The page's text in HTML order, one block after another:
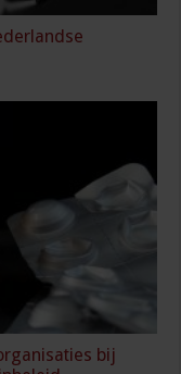
bij